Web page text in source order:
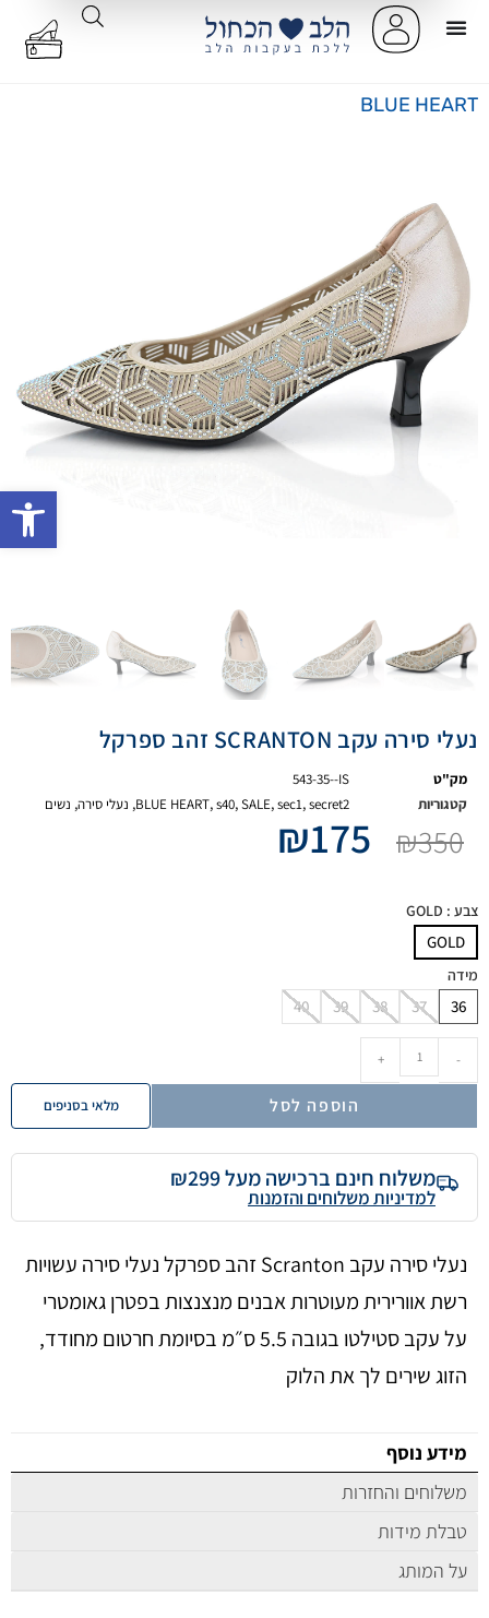
BLUE HEART
נעלי סירה עקב SCRANTON זהב ספרקל
מק"ט
543-35--IS
קטגוריות
BLUE HEART,s40,SALE,sec1,secret2
, נעלי סירה, נשים
₪350
₪175
צבע : GOLD
GOLD
מידה
36
37
38
39
40
-
+
הוספה לסל מלאי בסניפים
משלוח חינם ברכישה מעל ₪299
למדיניות משלוחים והזמנות
נעלי סירה עקב Scranton זהב ספרקל נעלי סירה עשויות
רשת אוורירית מעוטרות אבנים מנצנצות בפטרן גאומטרי
על עקב סטילטו בגובה 5.5 ס״מ בסיומת חרטום מחודד,
הזוג שירים לך את הלוק
מידע נוסף
משלוחים והחזרות
טבלת מידות
על המותג